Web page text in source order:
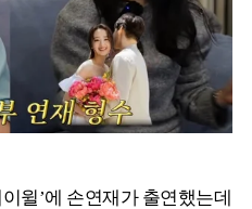
윌’에 손연재가 출연했는데